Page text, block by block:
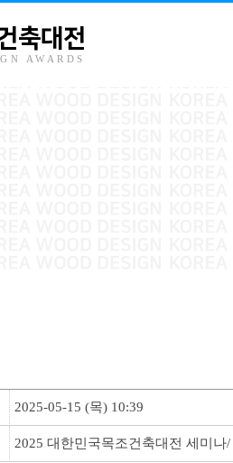
축대전
AWARDS
2025-05-15 (목) 10:39
2025 대한민국목조건축대전 세미나